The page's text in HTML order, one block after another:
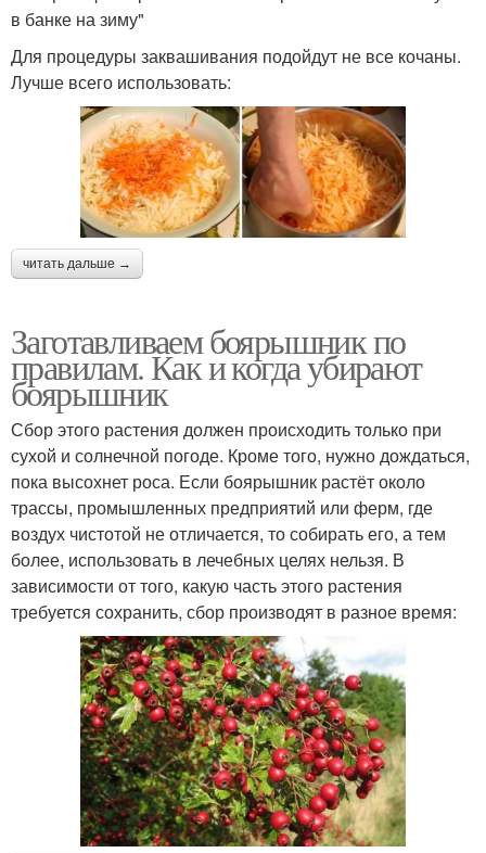
в банке на зиму"
Для процедуры заквашивания подойдут не все кочаны.
Лучше всего использовать:
читать дальше →
Заготавливаем боярышник по
правилам. Как и когда убирают
боярышник
Сбор этого растения должен происходить только при
сухой и солнечной погоде. Кроме того, нужно дождаться,
пока высохнет роса. Если боярышник растёт около
трассы, промышленных предприятий или ферм, где
воздух чистотой не отличается, то собирать его, а тем
более, использовать в лечебных целях нельзя. В
зависимости от того, какую часть этого растения
требуется сохранить, сбор производят в разное время: